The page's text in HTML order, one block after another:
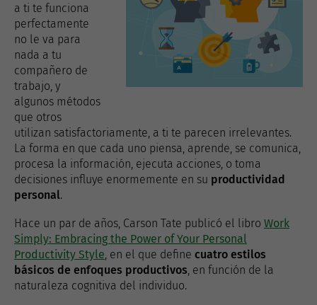
a ti te funciona
perfectamente
no le va para
nada a tu
compañero de
trabajo, y
algunos métodos
que otros
utilizan satisfactoriamente, a ti te parecen irrelevantes.
La forma en que cada uno piensa, aprende, se comunica,
procesa la información, ejecuta acciones, o toma
decisiones influye enormemente en su productividad
personal.
Hace un par de años, Carson Tate publicó el libro Work
Simply: Embracing the Power of Your Personal
Productivity Style, en el que define cuatro estilos
básicos de enfoques productivos, en función de la
naturaleza cognitiva del individuo.